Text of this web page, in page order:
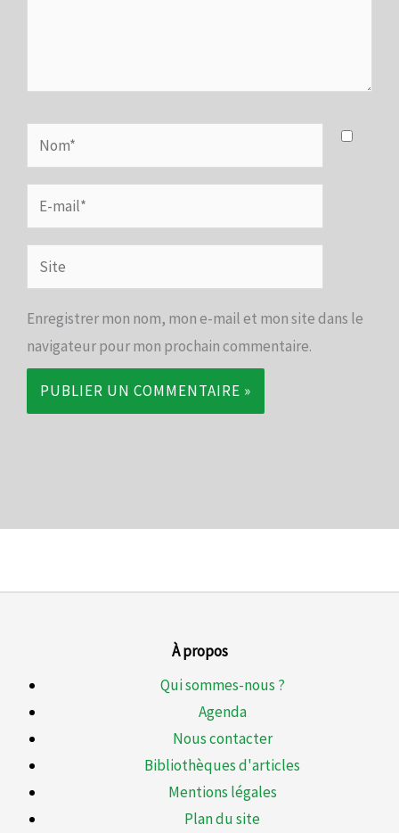
Nom*
mail*
Site
Enregistrer mon nom, mon e-mail et mon site dans le
navigateur pour mon prochain commentaire.
À propos
Qui sommes-nous ?
Agenda
Nous contacter
Bibliothèques d'articles
Mentions légales
Plan du site